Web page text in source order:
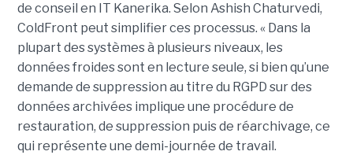
de conseil en IT Kanerika. Selon Ashish Chaturvedi,
ColdFront peut simplifier ces processus. « Dans la
plupart des systèmes à plusieurs niveaux, les
données froides sont en lecture seule, si bien qu’une
demande de suppression au titre du RGPD sur des
données archivées implique une procédure de
restauration, de suppression puis de réarchivage, ce
qui représente une demi-journée de travail.